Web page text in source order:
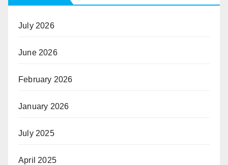
July 2026
June 2026
February 2026
January 2026
July 2025
April 2025